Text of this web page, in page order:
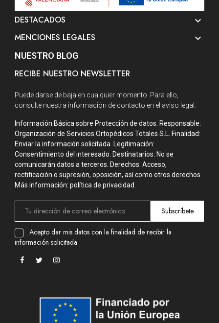
DESTACADOS 
MENCIONES LEGALES 
NUESTRO BLOG
RECIBE NUESTRO NEWSLETTER
Puede darse de baja en cualquier momento. Para ello,
consulte nuestra información de contacto en el aviso legal.
Información Básica sobre Protección de datos. Responsable:
Organización de Servicios Ortopédicos Totales S.L. Finalidad:
Enviar la información solicitada. Legitimación:
Consentimiento del interesado. Destinatarios: No se
comunicarán datos a terceros. Derechos: Acceso,
rectificación o supresión, oposición, así como otros derechos.
Más información: política de privacidad.
Subscríbete
Acepto dar mis datos con la finalidad de recibir la
información solicitada